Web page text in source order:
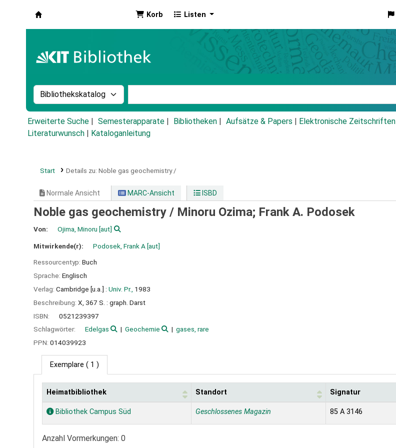
Korb Listen
Suche im Katalog nach:
Erweiterte Suche Semesterapparate Bibliotheken Aufsätze & Papers Elektronische Zeitschriften
Literaturwunsch
Kataloganleitung
Start Details zu: Noble gas geochemistry /
Normale Ansicht MARC-Ansicht ISBD
Noble gas geochemistry / Minoru Ozima; Frank A. Podosek
Von: Ojima, Minoru [aut]
Mitwirkende(r): Podosek, Frank A [aut]
Ressourcentyp: Buch
Sprache: Englisch
Verlag: Cambridge [u.a.] : Univ. Pr., 1983
Beschreibung: X, 367 S. : graph. Darst
ISBN:
0521239397
Schlagwörter:
Edelgas Geochemie
gases, rare
PPN: 014039923
Exemplare ( 1 )
Exemplare
Heimatbibliothek Standort Signatur
Bibliothek Campus Süd Geschlossenes Magazin 85 A 3146
Anzahl Vormerkungen: 0